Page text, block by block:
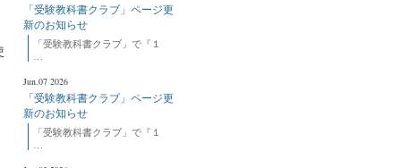
「受験教科書クラブ」ページ更
新のお知らせ
「受験教科書クラブ」で『１
Jun.07 2026
「受験教科書クラブ」ページ更
新のお知らせ
「受験教科書クラブ」で『１